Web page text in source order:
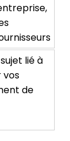
lié à
vos
de